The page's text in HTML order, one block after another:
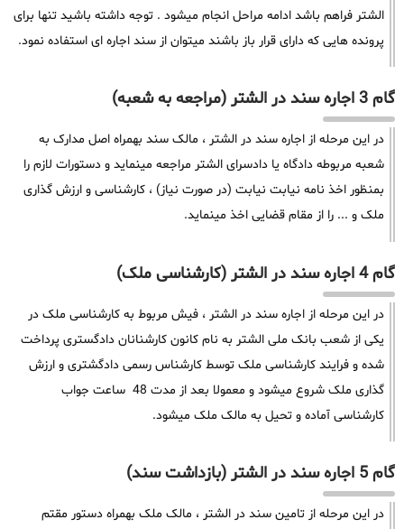
الشتر فراهم باشد ادامه مراحل انجام میشود . توجه داشته باشید تنها برای
پرونده هایی که دارای قرار باز باشند میتوان از سند اجاره ای استفاده نمود.
گام 3 اجاره سند در الشتر (مراجعه به شعبه)
در این مرحله از اجاره سند در الشتر ، مالک سند بهمراه اصل مدارک به
شعبه مربوطه دادگاه یا دادسرای الشتر مراجعه مینماید و دستورات لازم را
بمنظور اخذ نامه نیابت نیابت (در صورت نیاز) ، کارشناسی و ارزش گذاری
ملک و ... را از مقام قضایی اخذ مینماید.
گام 4 اجاره سند در الشتر (کارشناسی ملک)
در این مرحله از اجاره سند در الشتر ، فیش مربوط به کارشناسی ملک در
یکی از شعب بانک ملی الشتر به نام کانون کارشنانان دادگستری پرداخت
شده و فرایند کارشناسی ملک توسط کارشناس رسمی دادگشتری و ارزش
گذاری ملک شروع میشود و معمولا بعد از مدت 48 ساعت جواب
کارشناسی آماده و تحیل به مالک ملک میشود.
گام 5 اجاره سند در الشتر (بازداشت سند)
در این مرحله از تامین سند در الشتر ، مالک ملک بهمراه دستور مقتم